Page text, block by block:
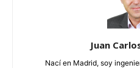
Juan
Nací en Madrid, soy